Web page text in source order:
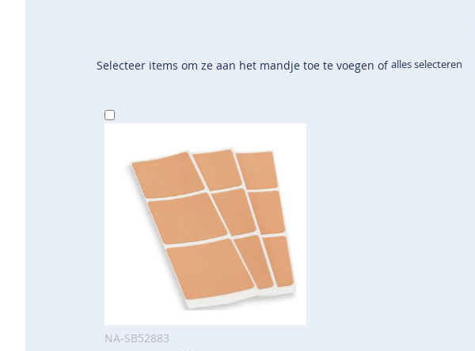
Selecteer items om ze aan het mandje toe te voegen ofalles selecteren
NA-SB52883